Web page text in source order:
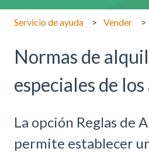
Servicio de ayuda Vender
Normas de
especiales de
La opción Reglas de
permite establecer